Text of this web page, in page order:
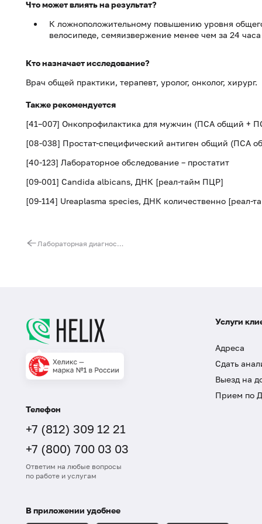
Что может влиять на результат?
К ложноположительному повышению уровня
велосипеде, семяизвержение менее чем за 24
Кто назначает исследование?
Врач общей практики, терапевт, уролог, онколог, хирург.
Также рекомендуется
[41–007] Онкопрофилактика для мужчин (ПСА общий +
[08-038] Простат-специфический антиген общий (ПСА
[40-123] Лабораторное обследование – простатит
[09-001] Candida albicans, ДНК [реал-тайм ПЦР]
[09-114] Ureaplasma species, ДНК количественно [реал-
Лабораторная диагностика анемий
Телефон
+7 (812) 309 12 21
+7 (800) 700 03 03
Ответим на любые вопросы
по работе и услугам
Услуги
Адреса
Сдать
Выезд на
Прием по
В приложении удобнее